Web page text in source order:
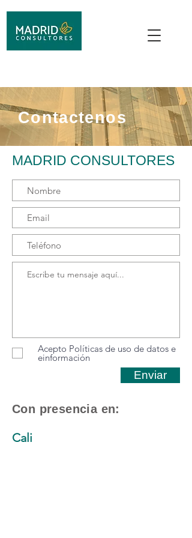
Contactenos
MADRID CONSULTORES
Acepto Políticas de uso de datos e
einformación
Enviar
Con presencia en:
Cali